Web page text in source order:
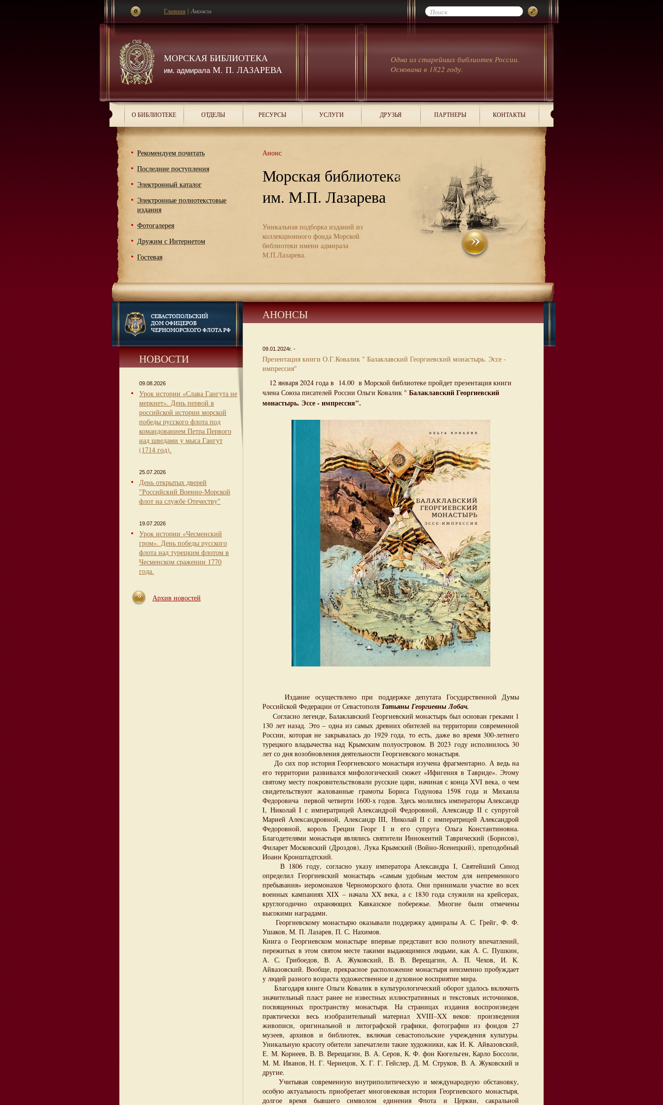
МОРСКАЯ БИБЛИОТЕКА
им. адмиралаМ. П. ЛАЗАРЕВА
Одна из старейших библиотек России.
Основана в 1822 году.
Главная |Анонсы
О БИБЛИОТЕКЕ ОТДЕЛЫ РЕСУРСЫ УСЛУГИ ДРУЗЬЯ ПАРТНЕРЫ КОНТАКТЫ
Рекомендуем почитать
Последние поступления
Электронный каталог
Электронные полнотекстовые
издания
Фотогалерея
Дружим с Интернетом
Гостевая
Анонс
Морская библиотека
им. М.П. Лазарева
Уникальная подборка изданий из
коллекционного фонда Морской
библиотеки имени адмирала
М.П.Лазарева.
НОВОСТИ
09.08.2026
Урок истории «Слава Гангута не
меркнет». День первой в
российской истории морской
победы русского флота под
командованием Петра Первого
над шведами у мыса Гангут
(1714 год).
25.07.2026
День открытых дверей
"Российский Военно-Морской
флот на службе Отечеству"
19.07.2026
Урок истории «Чесменский
гром». День победы русского
флота над турецким флотом в
Чесменском сражении 1770
года.
Архив новостей
АНОНСЫ
09.01.2024г. -
Презентация книги О.Г.Ковалик " Балаклавский Георгиевский монастырь. Эссе -
импрессия"
12 января 2024 года в 14.00 в Морской библиотеке пройдет презентация книги
члена Союза писателей России Ольги Ковалик " Балаклавский Георгиевский
монастырь. Эссе - импрессия".
Издание осуществлено при поддержке депутата Государственной Думы
Российской Федерации от Севастополя Татьяны Георгиевны Лобач.
Согласно легенде, Балаклавский Георгиевский монастырь был основан греками 1
130 лет назад. Это – одна из самых древних обителей на территории современной
России, которая не закрывалась до 1929 года, то есть, даже во время 300-летнего
турецкого владычества над Крымским полуостровом. В 2023 году исполнилось 30
лет со дня возобновления деятельности Георгиевского монастыря.
До сих пор история Георгиевского монастыря изучена фрагментарно. А ведь на
его территории развивался мифологический сюжет «Ифигения в Тавриде». Этому
святому месту покровительствовали русские цари, начиная с конца XVI века, о чем
свидетельствуют жалованные грамоты Бориса Годунова 1598 года и Михаила
Федоровича первой четверти 1600-х годов. Здесь молились императоры Александр
I, Николай I с императрицей Александрой Федоровной, Александр II с супругой
Марией Александровной, Александр III, Николай II с императрицей Александрой
Федоровной, король Греции Георг I и его супруга Ольга Константиновна.
Благодетелями монастыря являлись святители Иннокентий Таврический (Борисов),
Филарет Московский (Дроздов), Лука Крымский (Войно-Ясенецкий), преподобный
Иоанн Кронштадтский.
В 1806 году, согласно указу императора Александра I, Святейший Синод
определил Георгиевский монастырь «самым удобным местом для непременного
пребывания» иеромонахов Черноморского флота. Они принимали участие во всех
военных кампаниях XIX – начала XX века, а с 1830 года служили на крейсерах,
круглогодично охраняющих Кавказское побережье. Многие были отмечены
высокими наградами.
Георгиевскому монастырю оказывали поддержку адмиралы А. С. Грейг, Ф. Ф.
Ушаков, М. П. Лазарев, П. С. Нахимов.
Книга о Георгиевском монастыре впервые представит всю полноту впечатлений,
пережитых в этом святом месте такими выдающимися людьми, как А. С. Пушкин,
А. С. Грибоедов, В. А. Жуковский, В. В. Верещагин, А. П. Чехов, И. К.
Айвазовский. Вообще, прекрасное расположение монастыря неизменно пробуждает
у людей разного возраста художественное и духовное восприятие мира.
Благодаря книге Ольги Ковалик в культурологический оборот удалось включить
значительный пласт ранее не известных иллюстративных и текстовых источников,
посвященных пространству монастыря. На страницах издания воспроизведен
практически весь изобразительный материал XVIII–XX веков: произведения
живописи, оригинальной и литографской графики, фотографии из фондов 27
музеев, архивов и библиотек, включая севастопольские учреждения культуры.
Уникальную красоту обители запечатлели такие художники, как И. К. Айвазовский,
Е. М. Корнеев, В. В. Верещагин, В. А. Серов, К. Ф. фон Кюгельген, Карло Боссоли,
М. М. Иванов, Н. Г. Чернецов, Х. Г. Г. Гейслер, Д. М. Струков, В. А. Жуковский и
другие.
Учитывая современную внутриполитическую и международную обстановку,
особую актуальность приобретает многовековая история Георгиевского монастыря,
долгое время бывшего символом единения Флота и Церкви, сакральной